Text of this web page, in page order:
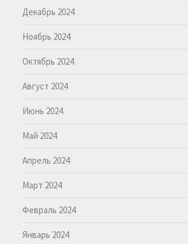
Декабрь 2024
Ноябрь 2024
Октябрь 2024
Август 2024
Июнь 2024
Май 2024
Апрель 2024
Март 2024
Февраль 2024
Январь 2024